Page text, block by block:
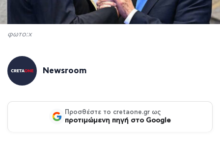
φωτο:x
Newsroom
Προσθέστε το cretaone.gr ως
προτιμώμενη πηγή στο Google